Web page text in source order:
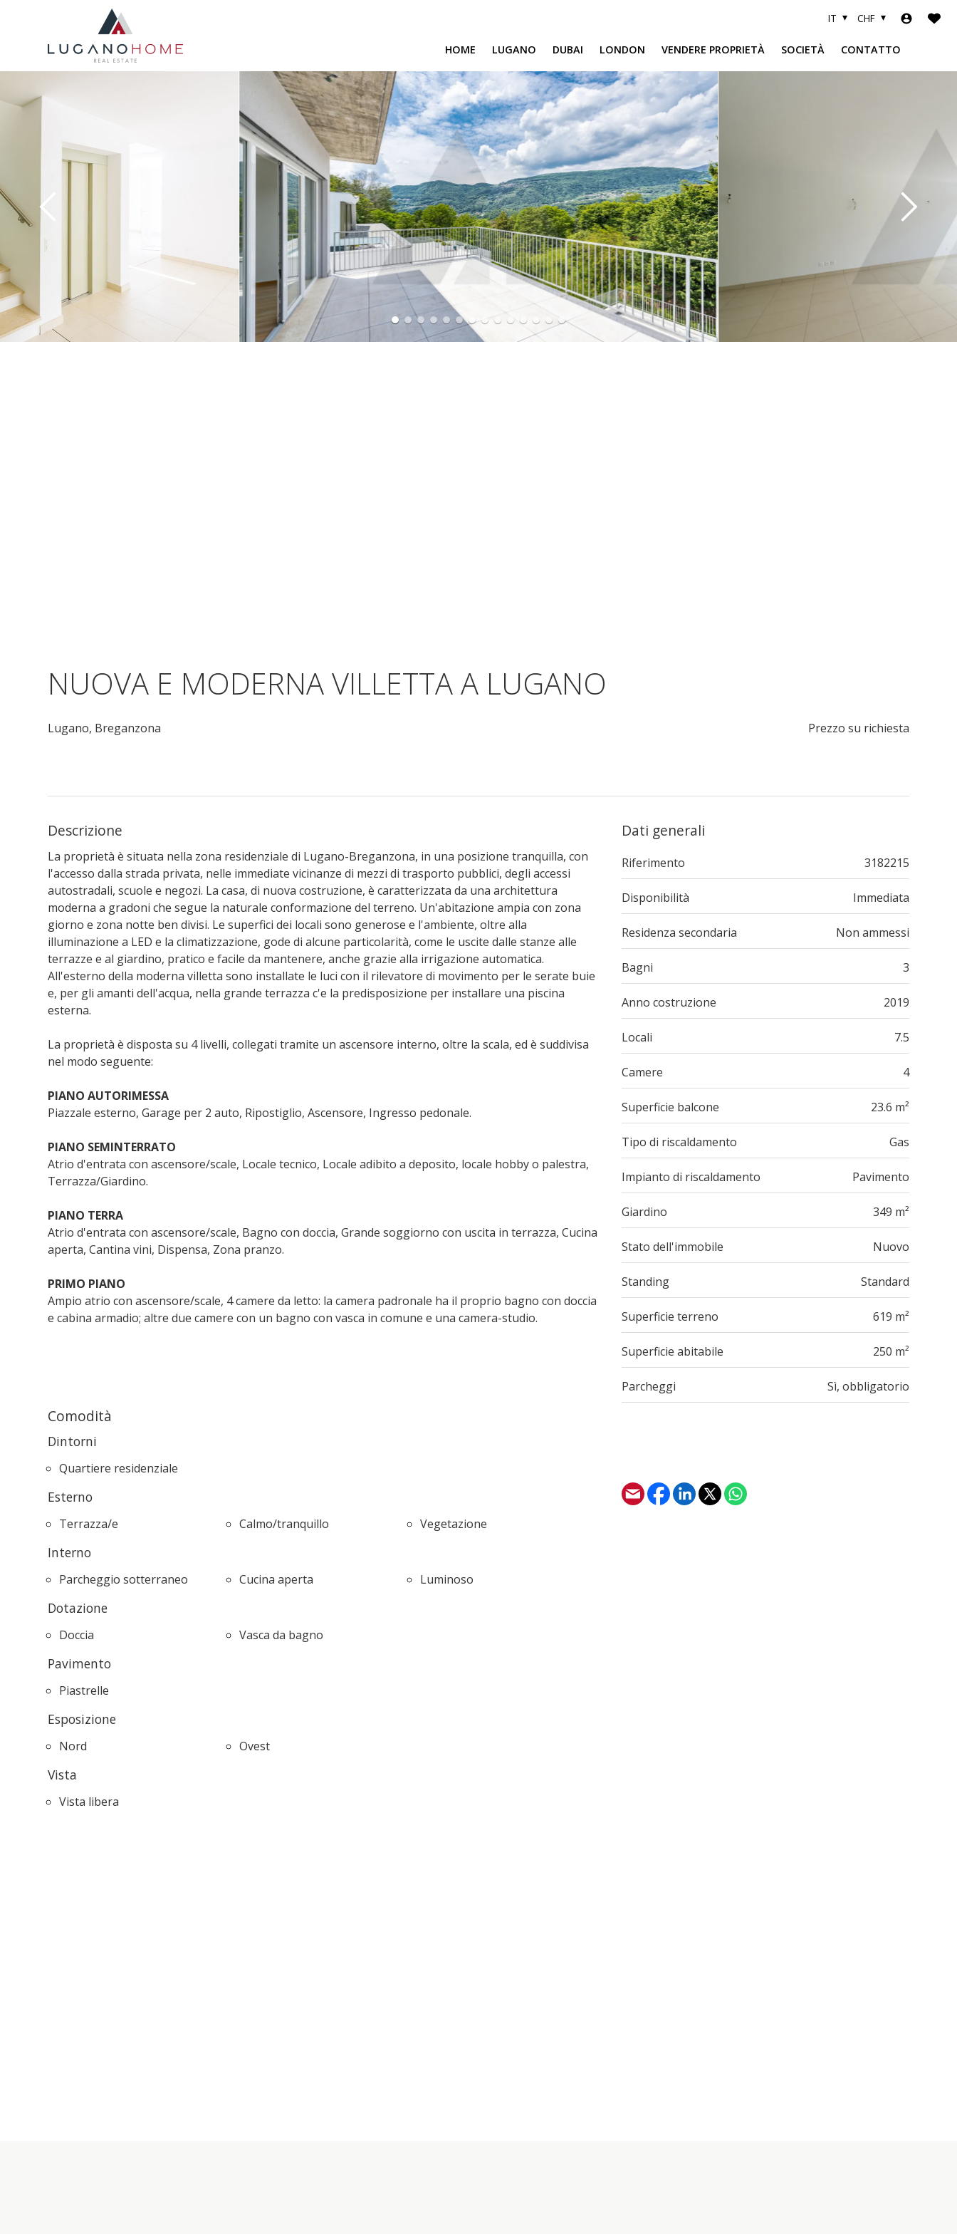
CHF
IT
HOME LUGANO
DUBAI
SAFA ONE
CAVALLI TOWER
DAMAC BAY
SAFA TWO
CORAL REEF
VENICE & MALTA
CHIC TOWER
MOROCCO
GEMS ESTATES
LONDON VENDERE PROPRIETÀ SOCIETÀ CONTATTO
NUOVA E MODERNA VILLETTA A LUGANO
Lugano, Breganzona Prezzo su richiesta
Descrizione
La proprietà è situata nella zona residenziale di Lugano-Breganzona, in una posizione tranquilla, con
l'accesso dalla strada privata, nelle immediate vicinanze di mezzi di trasporto pubblici, degli accessi
autostradali, scuole e negozi. La casa, di nuova costruzione, è caratterizzata da una architettura
moderna a gradoni che segue la naturale conformazione del terreno. Un'abitazione ampia con zona
giorno e zona notte ben divisi. Le superfici dei locali sono generose e l'ambiente, oltre alla
illuminazione a LED e la climatizzazione, gode di alcune particolarità, come le uscite dalle stanze alle
terrazze e al giardino, pratico e facile da mantenere, anche grazie alla irrigazione automatica.
All'esterno della moderna villetta sono installate le luci con il rilevatore di movimento per le serate buie
e, per gli amanti dell'acqua, nella grande terrazza c'e la predisposizione per installare una piscina
esterna.
La proprietà è disposta su 4 livelli, collegati tramite un ascensore interno, oltre la scala, ed è suddivisa
nel modo seguente:
PIANO AUTORIMESSA
Piazzale esterno, Garage per 2 auto, Ripostiglio, Ascensore, Ingresso pedonale.
PIANO SEMINTERRATO
Atrio d'entrata con ascensore/scale, Locale tecnico, Locale adibito a deposito, locale hobby o palestra,
Terrazza/Giardino.
PIANO TERRA
Atrio d'entrata con ascensore/scale, Bagno con doccia, Grande soggiorno con uscita in terrazza, Cucina
aperta, Cantina vini, Dispensa, Zona pranzo.
PRIMO PIANO
Ampio atrio con ascensore/scale, 4 camere da letto: la camera padronale ha il proprio bagno con doccia
e cabina armadio; altre due camere con un bagno con vasca in comune e una camera-studio.
Comodità
Dintorni
Quartiere residenziale
Esterno
Terrazza/e Calmo/tranquillo Vegetazione
Interno
Parcheggio sotterraneo Cucina aperta Luminoso
Dotazione
Doccia Vasca da bagno
Pavimento
Piastrelle
Esposizione
Nord Ovest
Vista
Vista libera
Dati generali
Riferimento 3182215
Disponibilità Immediata
Residenza secondaria Non ammessi
Bagni 3
Anno costruzione 2019
Locali 7.5
Camere 4
Superficie balcone 23.6 m²
Tipo di riscaldamento Gas
Impianto di riscaldamento Pavimento
Giardino 349 m²
Stato dell'immobile Nuovo
Standing Standard
Superficie terreno 619 m²
Superficie abitabile 250 m²
Parcheggi Sì, obbligatorio